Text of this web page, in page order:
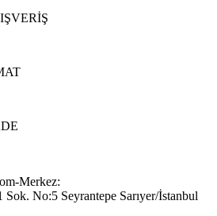
Merkez:
No:5 Seyrantepe Sarıyer/İstanbul